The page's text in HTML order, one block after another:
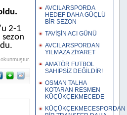
2-1
AVCILARSPORDA
HEDEF DAHA GÜÇLÜ
BİR SEZON
TAVİŞİN ACI GÜNÜ
AVCILARSPORDAN
YILMAZA ZİYARET
AMATÖR FUTBOL
SAHİPSİZ DEĞİLDİR!
OSMAN TALHA
KOTARAN RESMEN
KÜÇÜKÇEKMECEDE
KÜÇÜKÇEKMECESPORDAN